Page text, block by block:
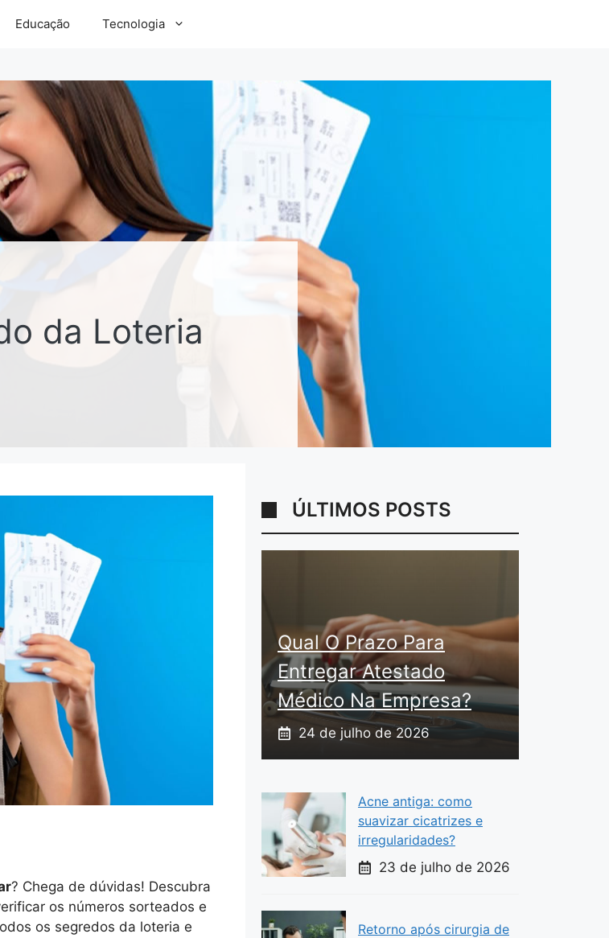
Educação Tecnologia
da Loteria
? Chega de dúvidas! Descubra
os números sorteados e
os segredos da loteria e
ÚLTIMOS POSTS
Qual O Prazo Para
Entregar Atestado
Médico Na Empresa?
24 de julho de 2026
Acne antiga: como
suavizar cicatrizes e
irregularidades?
23 de julho de 2026
Retorno após cirurgia de